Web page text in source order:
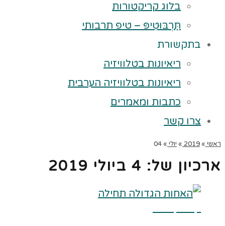
בלוג קריקטורות
תַּרְבּוּטִיפּ – טיפ תרבותי
בתקשורת
ריאיונות בטלוויזיה
ריאיונות בטלוויזיה הערבית
כתבות ומאמרים
צרו קשר
ראשי »
2019
» יולי »
04
ארכיון של: 4 ביולי 2019